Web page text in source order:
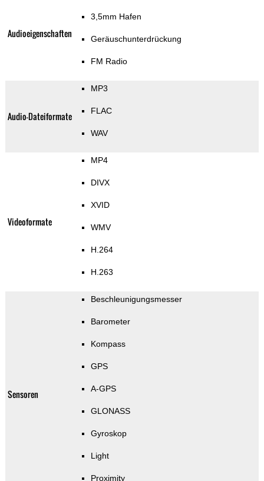
Audioeigenschaften
3,5mm Hafen
Geräuschunterdrückung
FM Radio
Audio-Dateiformate
MP3
FLAC
WAV
Videoformate
MP4
DIVX
XVID
WMV
H.264
H.263
Sensoren
Beschleunigungsmesser
Barometer
Kompass
GPS
A-GPS
GLONASS
Gyroskop
Light
Proximity